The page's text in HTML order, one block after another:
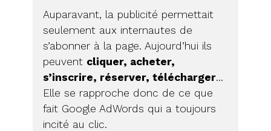
Auparavant, la publicité permettait
seulement aux internautes de
s’abonner à la page. Aujourd’hui ils
peuvent cliquer, acheter,
s’inscrire, réserver, télécharger…
Elle se rapproche donc de ce que
fait Google AdWords qui a toujours
incité au clic.